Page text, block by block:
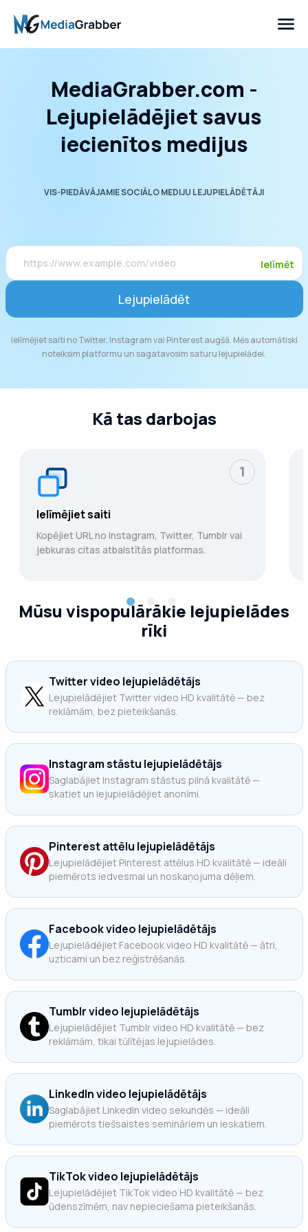
MediaGrabber.com -
Lejupielādējiet savus
iecienītos medijus
VIS-PIEDĀVĀJAMIE SOCIĀLO MEDIJU LEJUPIELĀDĒTĀJI
Ielīmēt
Lejupielādēt
Ielīmējiet saiti no Twitter, Instagram vai Pinterest augšā. Mēs automātiski
noteiksim platformu un sagatavosim saturu lejupielādei.
Kā tas darbojas
1
Ielīmējiet saiti
Kopējiet URL no Instagram, Twitter, Tumblr vai
jebkuras citas atbalstītās platformas.
Mūsu vispopulārākie lejupielādes
rīki
Twitter video lejupielādētājs
Lejupielādējiet Twitter video HD kvalitātē — bez
reklāmām, bez pieteikšanās.
Instagram stāstu lejupielādētājs
Saglabājiet Instagram stāstus pilnā kvalitātē —
skatiet un lejupielādējiet anonīmi.
Pinterest attēlu lejupielādētājs
Lejupielādējiet Pinterest attēlus HD kvalitātē — ideāli
piemērots iedvesmai un noskaņojuma dēļiem.
Facebook video lejupielādētājs
Lejupielādējiet Facebook video HD kvalitātē — ātri,
uzticami un bez reģistrēšanās.
Tumblr video lejupielādētājs
Lejupielādējiet Tumblr video HD kvalitātē — bez
reklāmām, tikai tūlītējas lejupielādes.
LinkedIn video lejupielādētājs
Saglabājiet LinkedIn video sekundēs — ideāli
piemērots tiešsaistes semināriem un ieskatiem.
TikTok video lejupielādētājs
Lejupielādējiet TikTok video HD kvalitātē — bez
ūdenszīmēm, nav nepieciešama pieteikšanās.